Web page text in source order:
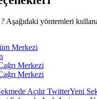
Aşağıdaki yöntemleri
Merkezi
Merkezi
Merkezi
AçılırTwitterYeni